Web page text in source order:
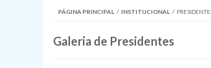
PÁGINA PRINCIPAL / INSTITUCIONAL /
Galeria de Presidentes